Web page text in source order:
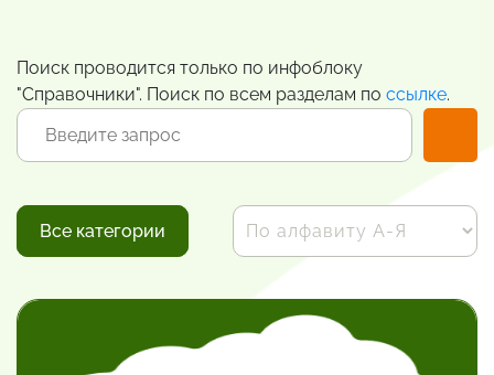
Поиск проводится только по инфоблоку
"Справочники". Поиск по всем разделам по ссылке.
Все категории